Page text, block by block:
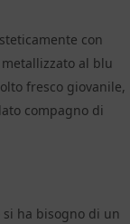
con
al blu
fresco giovanile,
compagno di
si ha bisogno di un